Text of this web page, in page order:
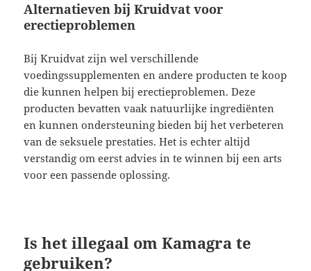
Alternatieven bij Kruidvat voor
erectieproblemen
Bij Kruidvat zijn wel verschillende
voedingssupplementen en andere producten te koop
die kunnen helpen bij erectieproblemen. Deze
producten bevatten vaak natuurlijke ingrediënten
en kunnen ondersteuning bieden bij het verbeteren
van de seksuele prestaties. Het is echter altijd
verstandig om eerst advies in te winnen bij een arts
voor een passende oplossing.
Is het illegaal om Kamagra te
gebruiken?